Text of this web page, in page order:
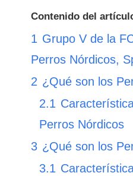
Contenido del
1 Grupo V de la
Perros Nórdicos,
2 ¿Qué son los
2.1
Perros Nórdicos
3 ¿Qué son los
3.1